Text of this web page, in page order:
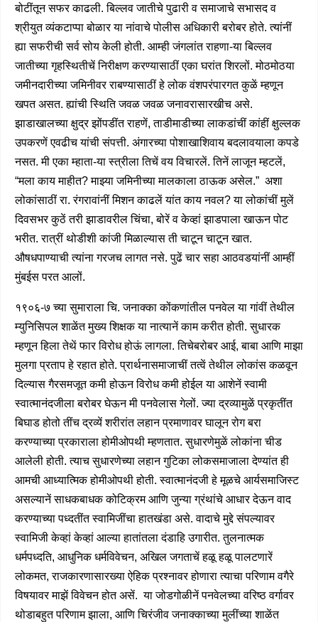
बोटींतून सफर काढली. बिल्लव जातीचे पुढारी व समाजाचे सभासद व
श्रीयुत व्यंकटाप्पा बोळार या नांवाचे पोलीस अधिकारी बरोबर होते. त्यांनीं
ह्या सफरीची सर्व सोय केली होती. आम्ही जंगलांत राहणा-या बिल्लव
जातीच्या गृहस्थितीचें निरीक्षण करण्यासाठीं एका घरांत शिरलों. मोठमोठया
जमीनदारीच्या जमिनीवर राबण्यासाठीं हे लोक वंशपरंपारगत कुळें म्हणून
खपत असत. ह्यांची स्थिति जवळ जवळ जनावरासारखीच असे.
झाडाखालच्या क्षुद्र झोंपडींत राहणें, ताडीमाडीच्या लाकडांचीं कांहीं क्षुल्लक
उपकरणें एवढीच यांची संपत्ती. अंगारच्या पोशाखाशिवाय बदलावयाला कपडे
नसत. मी एका म्हाता-या स्त्रीला तिचें वय विचारलें. तिनें लाजून म्हटलें,
“मला काय माहीत? माझ्या जमिनीच्या मालकाला ठाऊक असेल.” अशा
लोकांसाठीं रा. रंगरावांनीं मिशन काढलें यांत काय नवल? या लोकांचीं मुलें
दिवसभर कुठें तरी झाडावरील चिंचा, बोरें व केव्हां झाडपाला खाऊन पोट
भरीत. रात्रीं थोडीशी कांजी मिळाल्यास ती चाटून चाटून खात.
औषधपाण्याची त्यांना गरजच लागत नसे. पुढें चार सहा आठवडयांनीं आम्हीं
मुंबईस परत आलों.
१९०६-७ च्या सुमाराला चि. जनाक्का कोंकणांतील पनवेल या गांवीं तेथील
म्युनिसिपल शाळेंत मुख्य शिक्षक या नात्यानें काम करीत होती. सुधारक
म्हणून हिला तेथें फार विरोध होऊं लागला. तिचेबरोबर आई, बाबा आणि माझा
मुलगा प्रताप हे रहात होते. प्रार्थनासमाजाचीं तत्वें तेथील लोकांस कळवून
दिल्यास गैरसमजूत कमी होऊन विरोध कमी होईल या आशेनें स्वामी
स्वात्मानंदजीला बरोबर घेऊन मी पनवेलास गेलों. ज्या द्रव्यामुळें प्रकृतींत
बिघाड होतो तींच द्रव्यें शरीरांत लहान प्रमाणावर घालून रोग बरा
करण्याच्या प्रकाराला होमीओपथी म्हणतात. सुधारणेमुळें लोकांना चीड
आलेली होती. त्याच सुधारणेच्या लहान गुटिका लोकसमाजाला देण्यांत ही
आमची आध्यात्मिक होमीओपथी होती. स्वात्मानंदजी हे मूळचे आर्यसमाजिस्ट
असल्यानें साधकबाधक कोटिक्रम आणि जुन्या ग्रंथांचे आधार देऊन वाद
करण्याच्या पध्दतींत स्वामिजींचा हातखंडा असे. वादाचे मुद्दे संपल्यावर
स्वामिजी केव्हां केव्हां आल्या हातांतला दंडाहि उगारीत. तुलनात्मक
धर्मपध्दति, आधुनिक धर्मविवेचन, अखिल जगताचें हळू हळू पालटणारें
लोकमत, राजकारणासारख्या ऐहिक प्रश्नावर होणारा त्याचा परिणाम वगैरे
विषयावर माझें विवेचन होत असें. या जोडगोळीनें पनवेलच्या वरिष्ठ वर्गावर
थोडाबहुत परिणाम झाला, आणि चिरंजीव जनाक्काच्या मुलींच्या शाळेंत